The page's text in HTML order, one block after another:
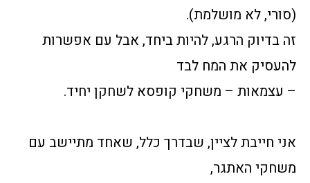
(סורי, לא מושלמת).
זה בדיוק הרגע, להיות ביחד, אבל עם אפשרות
להעסיק את המח לבד
– עצמאות – משחקי קופסא לשחקן יחיד.
אני חייבת לציין, שבדרך כלל, שאחד מתיישב עם
משחקי האתגר,